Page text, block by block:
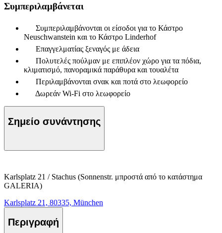
Συμπεριλαμβάνεται
Συμπεριλαμβάνονται οι είσοδοι για το Κάστρο
Neuschwanstein και το Κάστρο Linderhof
Επαγγελματίας ξεναγός με άδεια
Πολυτελές πούλμαν με επιπλέον χώρο για τα πόδια,
κλιματισμό, πανοραμικά παράθυρα και τουαλέτα
Περιλαμβάνονται σνακ και ποτά στο λεωφορείο
Δωρεάν Wi-Fi στο λεωφορείο
Σημείο συνάντησης
Karlsplatz 21 / Stachus (Sonnenstr. μπροστά από το κατάστημα
GALERIA)
Karlsplatz 21, 80335, München
Περιγραφή